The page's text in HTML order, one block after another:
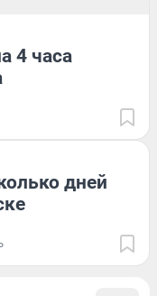
4 часа
дней